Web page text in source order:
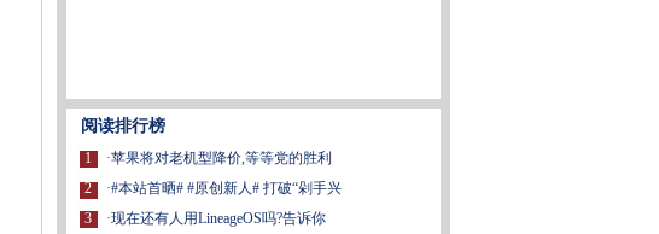
阅读排行榜
1
2
3
·苹果将对老机型降价,等等党的胜利
·#本站首晒# #原创新人# 打破“剁手兴
·现在还有人用LineageOS吗?告诉你